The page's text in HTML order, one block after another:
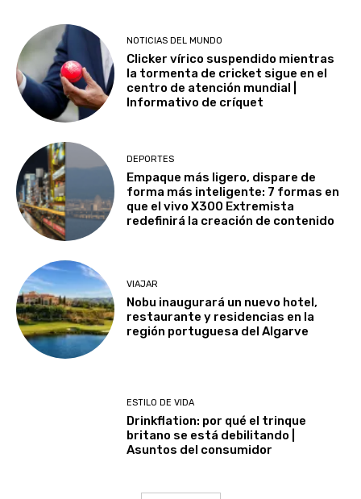
NOTICIAS DEL MUNDO
Clicker vírico suspendido mientras
la tormenta de cricket sigue en el
centro de atención mundial |
Informativo de críquet
DEPORTES
Empaque más ligero, dispare de
forma más inteligente: 7 formas en
que el vivo X300 Extremista
redefinirá la creación de contenido
VIAJAR
Nobu inaugurará un nuevo hotel,
restaurante y residencias en la
región portuguesa del Algarve
ESTILO DE VIDA
Drinkflation: por qué el trinque
britano se está debilitando |
Asuntos del consumidor